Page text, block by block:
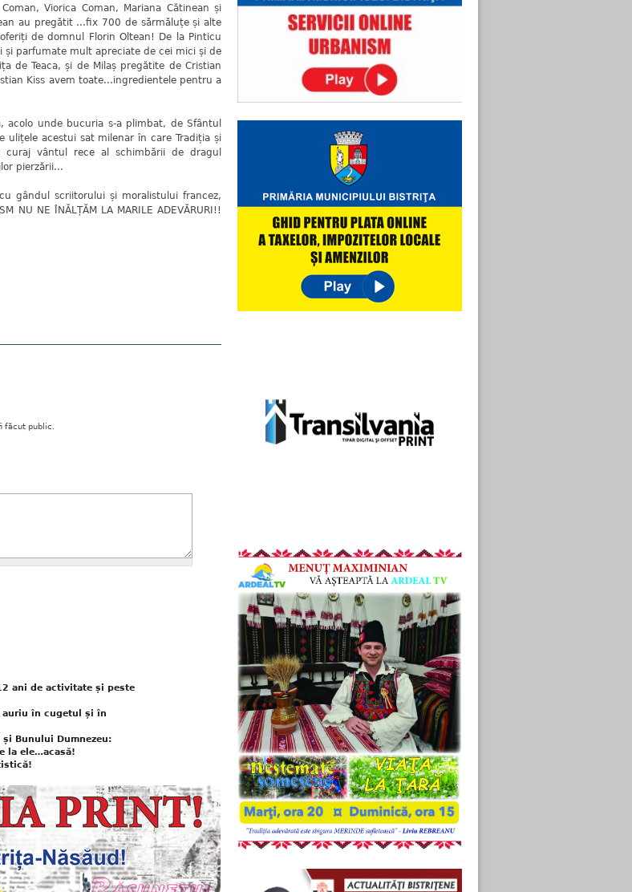
Viorica Coman, Mariana Cătinean și
au pregătit ...fix 700 de sărmăluțe și alte
de domnul Florin Oltean! De la Pinticu
și parfumate mult apreciate de cei mici și de
de Teaca, și de Milaș pregătite de Cristian
Kiss avem toate...ingredientele pentru a
unde bucuria s-a plimbat, de Sfântul
acestui sat milenar în care Tradiția și
curaj vântul rece al schimbării de dragul
pierzării...
scriitorului și moralistului francez,
NU NE ÎNĂLȚĂM LA MARILE ADEVĂRURI!!
făcut public.
ani de activitate și peste
auriu în cugetul și în
Bunului Dumnezeu:
la ele…acasă!